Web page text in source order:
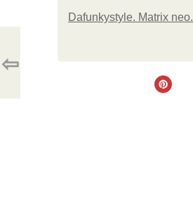
Dafunkystyle. Matrix neo.
⇦